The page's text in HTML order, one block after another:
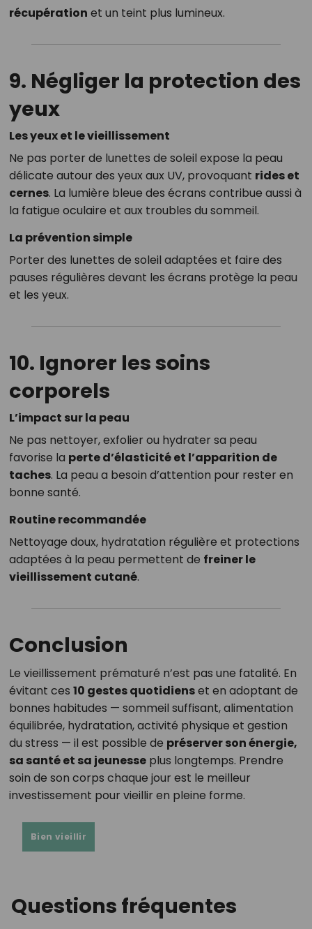
récupération et un teint plus lumineux.
9. Négliger la protection des
yeux
Les yeux et le vieillissement
Ne pas porter de lunettes de soleil expose la peau
délicate autour des yeux aux UV, provoquant rides et
cernes. La lumière bleue des écrans contribue aussi à
la fatigue oculaire et aux troubles du sommeil.
La prévention simple
Porter des lunettes de soleil adaptées et faire des
pauses régulières devant les écrans protège la peau
et les yeux.
10. Ignorer les soins
corporels
L’impact sur la peau
Ne pas nettoyer, exfolier ou hydrater sa peau
favorise la perte d’élasticité et l’apparition de
taches. La peau a besoin d’attention pour rester en
bonne santé.
Routine recommandée
Nettoyage doux, hydratation régulière et protections
adaptées à la peau permettent de freiner le
vieillissement cutané.
Conclusion
Le vieillissement prématuré n’est pas une fatalité. En
évitant ces 10 gestes quotidienset en adoptant de
bonnes habitudes — sommeil suffisant, alimentation
équilibrée, hydratation, activité physique et gestion
du stress — il est possible de préserver son énergie,
sa santé et sa jeunesseplus longtemps. Prendre
soin de son corps chaque jour est le meilleur
investissement pour vieillir en pleine forme.
Bien vieillir
Questions fréquentes